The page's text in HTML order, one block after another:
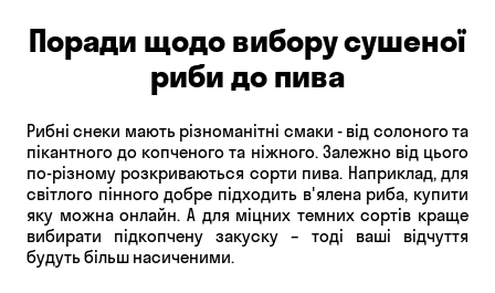
Поради щодо вибору сушеної
риби до пива
Рибні снеки мають різноманітні смаки - від солоного та
пікантного до копченого та ніжного. Залежно від цього
по-різному розкриваються сорти пива. Наприклад, для
світлого пінного добре підходить в'ялена риба, купити
яку можна онлайн. А для міцних темних сортів краще
вибирати підкопчену закуску – тоді ваші відчуття
будуть більш насиченими.